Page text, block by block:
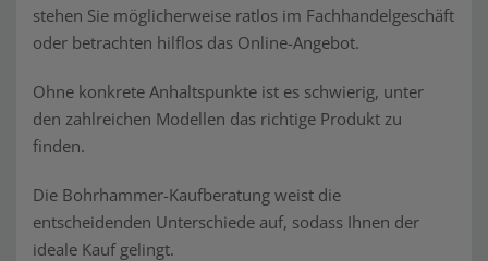
stehen Sie möglicherweise ratlos im Fachhandelgeschäft
oder betrachten hilflos das Online-Angebot.
Ohne konkrete Anhaltspunkte ist es schwierig, unter
den zahlreichen Modellen das richtige Produkt zu
finden.
Die Bohrhammer-Kaufberatung weist die
entscheidenden Unterschiede auf, sodass Ihnen der
ideale Kauf gelingt.